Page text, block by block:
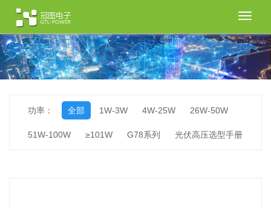
切
导
航
功率： 全部 1W-3W 4W-25W 26W-50W
51W-100W ≥101W G78系列 光伏高压选型手册